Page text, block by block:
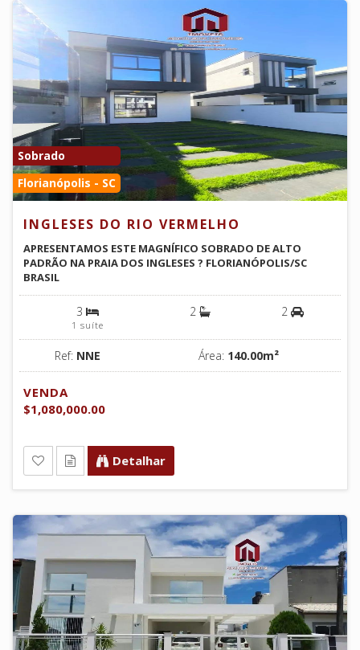
Sobrado
Florianópolis - SC
INGLESES DO RIO VERMELHO
APRESENTAMOS ESTE MAGNÍFICO SOBRADO DE ALTO
PADRÃO NA PRAIA DOS INGLESES ? FLORIANÓPOLIS/SC
BRASIL
3
1 suíte
2 2
Ref: NNE Área: 140.00m²
VENDA
$1,080,000.00
Detalhar